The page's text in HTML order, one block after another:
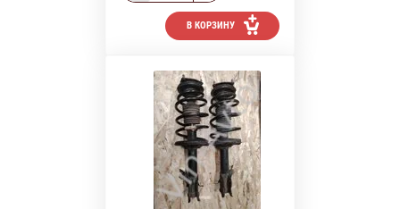
В КОРЗИНУ